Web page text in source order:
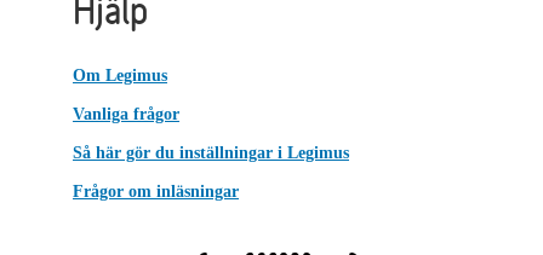
Om Legimus
Vanliga frågor
Så här gör du inställningar i Legimus
Frågor om inläsningar